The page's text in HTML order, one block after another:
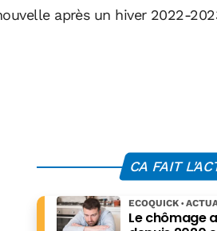
après un hiver 2022-
CA FAIT
Le chômage
ECOQUICK